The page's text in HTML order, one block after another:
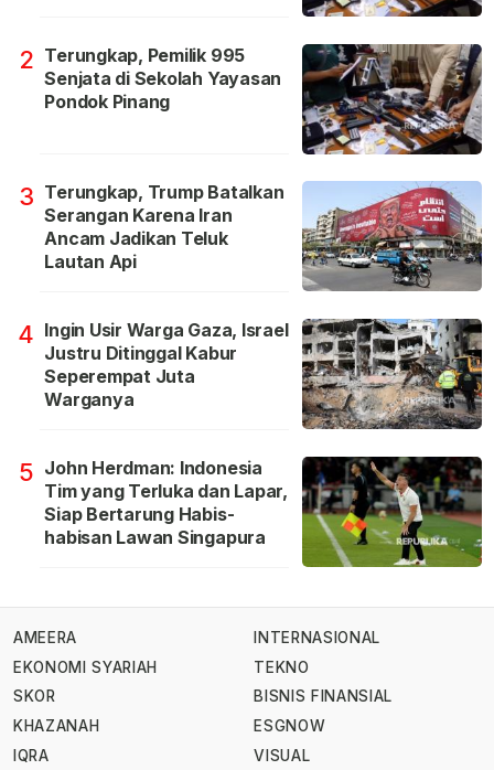
2 Terungkap, Pemilik 995
Senjata di Sekolah Yayasan
Pondok Pinang
3 Terungkap, Trump Batalkan
Serangan Karena Iran
Ancam Jadikan Teluk
Lautan Api
4 Ingin Usir Warga Gaza, Israel
Justru Ditinggal Kabur
Seperempat Juta
Warganya
5 John Herdman: Indonesia
Tim yang Terluka dan Lapar,
Siap Bertarung Habis-
habisan Lawan Singapura
AMEERA
EKONOMI SYARIAH
SKOR
KHAZANAH
IQRA
INTERNASIONAL
TEKNO
BISNIS FINANSIAL
ESGNOW
VISUAL